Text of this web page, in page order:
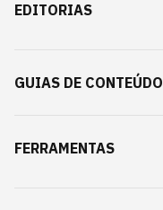
EDITORIAS
GUIAS DE CONTEÚDO
FERRAMENTAS